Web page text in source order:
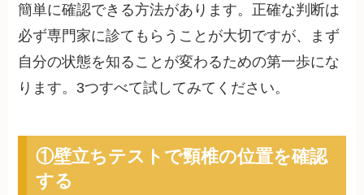
簡単に確認できる方法があります。正確な判断は
必ず専門家に診てもらうことが大切ですが、まず
自分の状態を知ることが変わるための第一歩にな
ります。3つすべて試してみてください。
①壁立ちテストで頸椎の位置を確認
する